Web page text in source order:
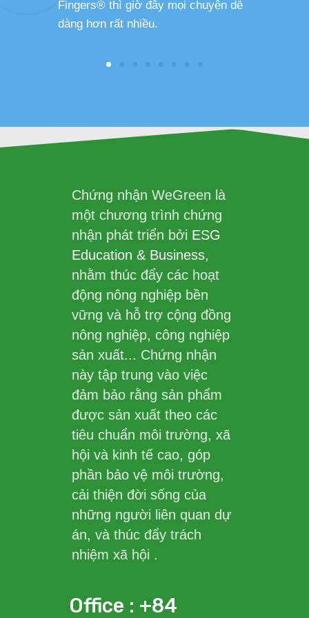
Fingers® thì giờ đây mọi chuyện dễ
dàng hơn rất nhiều.
Chứng nhận WeGreen là
một chương trình chứng
nhận phát triển bởi ESG
Education & Business,
nhằm thúc đẩy các hoạt
động nông nghiệp bền
vững và hỗ trợ cộng đồng
nông nghiệp, công nghiệp
sản xuất... Chứng nhận
này tập trung vào việc
đảm bảo rằng sản phẩm
được sản xuất theo các
tiêu chuẩn môi trường, xã
hội và kinh tế cao, góp
phần bảo vệ môi trường,
cải thiện đời sống của
những người liên quan dự
án, và thúc đẩy trách
nhiệm xã hội .
Office : +84